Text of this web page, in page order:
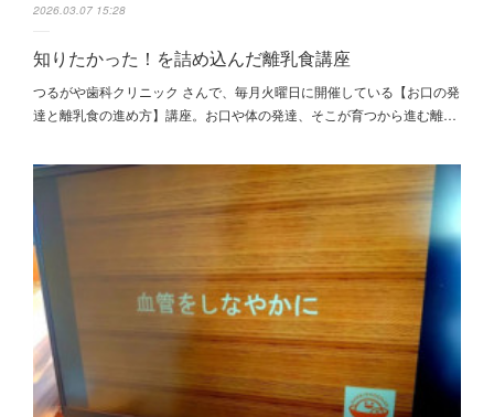
2026.03.07 15:28
知りたかった！を詰め込んだ離乳食講座
つるがや歯科クリニック さんで、毎月火曜日に開催している【お口の発
達と離乳食の進め方】講座。お口や体の発達、そこが育つから進む離…